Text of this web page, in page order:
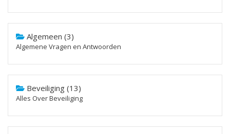
Algemeen (3)
Algemene Vragen en Antwoorden
Beveiliging (13)
Alles Over Beveiliging